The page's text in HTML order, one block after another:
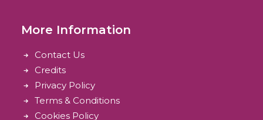
More Information
Contact Us
Credits
Privacy Policy
Terms & Conditions
Cookies Policy